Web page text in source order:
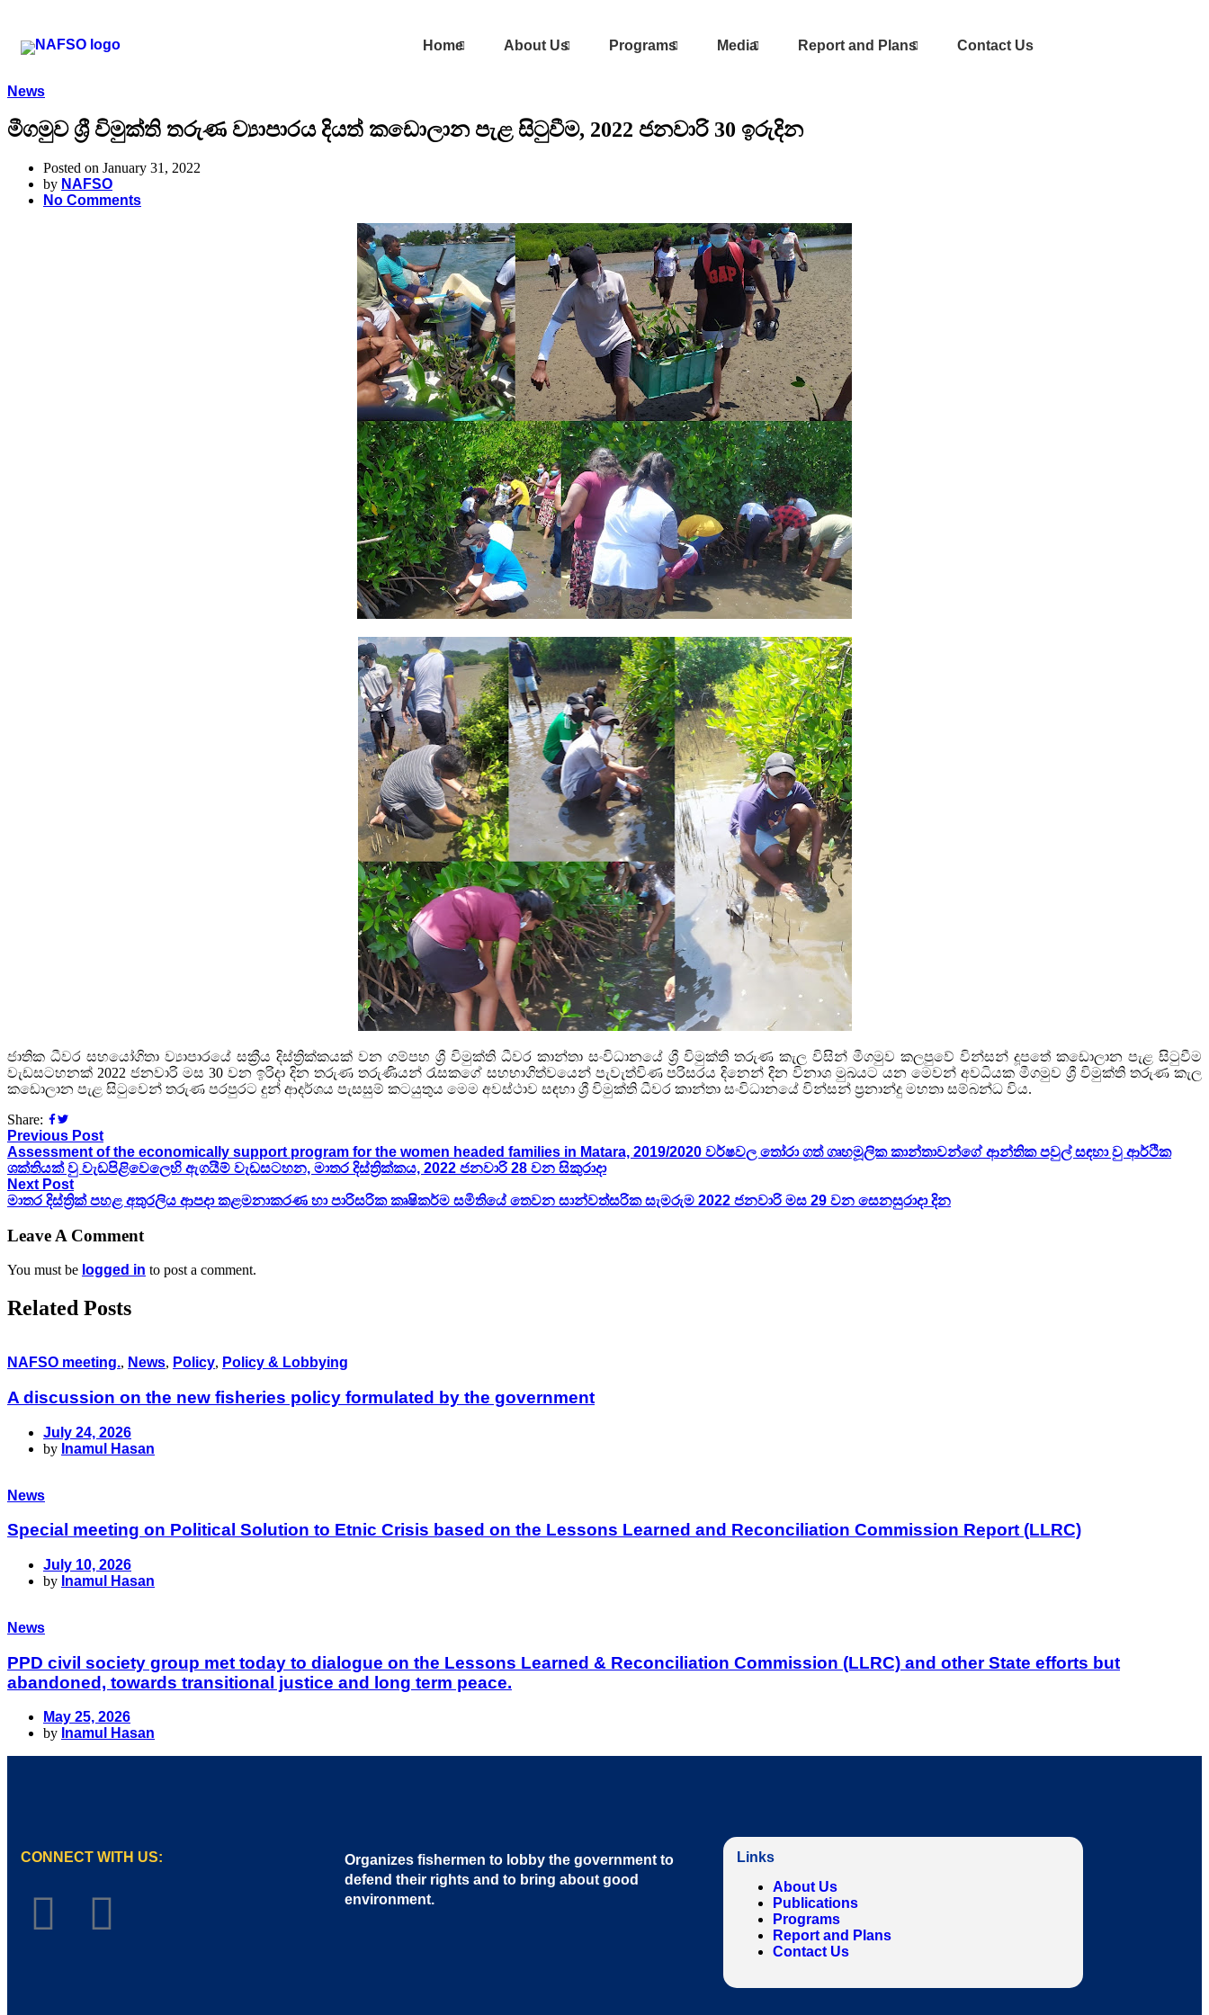
Home About Us Programs Media Report and Plans Contact Us
News
මීගමුව ශ්‍රී විමුක්ති තරුණ ව්‍යාපාරය දියත් කඩොලාන පැළ සිටුවීම, 2022 ජනවාරි 30 ඉරුදින
Posted on January 31, 2022
by NAFSO
No Comments
ජාතික ධීවර සහයෝගිතා ව්‍යාපාරයේ සක්‍රීය දිස්ත්‍රික්කයක් වන ගම්පහ ශ්‍රී විමුක්ති ධීවර කාන්තා සංවිධානයේ ශ්‍රී විමුක්ති තරුණ කැල විසින් මීගමුව කලපුවේ වින්සන් දූපතේ කඩොලාන පැළ සිටුවීම
වැඩසටහනක් 2022 ජනවාරි මස 30 වන ඉරිදා දින තරුණ තරුණියන් රැසකගේ සහභාගිත්වයෙන් පැවැත්විණ පරිසරය දිනෙන් දින විනාශ මුඛයට යන මෙවන් අවධියක මීගමුව ශ්‍රී විමුක්ති තරුණ කැල
කඩොලාන පැළ සිටුවෙන් තරුණ පරපුරට දුන් ආදර්ශය පැසසුම් කටයුතුය මෙම අවස්ථාව සඳහා ශ්‍රී විමුක්ති ධීවර කාන්තා සංවිධානයේ වින්සන් ප්‍රනාන්දු මහතා සම්බන්ධ විය.
Share:
Previous Post
Assessment of the economically support program for the women headed families in Matara, 2019/2020 වර්ෂවල තෝරා ගත් ගෘහමූලික කාන්තාවන්ගේ ආන්තික පවුල් සඳහා වු ආර්ථික
ශක්තියක් වු වැඩපිළිවෙලෙහි ඇගයීම් වැඩසටහන, මාතර දිස්ත්‍රික්කය, 2022 ජනවාරි 28 වන සිකුරාදා
Next Post
මාතර දිස්ත්‍රික් පහළ අතුරලිය ආපදා කළමනාකරණ හා පාරිසරික කෘෂිකර්ම සමිතියේ තෙවන සාන්වත්සරික සැමරුම 2022 ජනවාරි මස 29 වන සෙනසුරාදා දින
Leave A Comment
You must be logged in to post a comment.
Related Posts
NAFSO meeting., News, Policy, Policy & Lobbying
A discussion on the new fisheries policy formulated by the government
July 24, 2026
by Inamul Hasan
News
Special meeting on Political Solution to Etnic Crisis based on the Lessons Learned and Reconciliation Commission Report (LLRC)
July 10, 2026
by Inamul Hasan
News
PPD civil society group met today to dialogue on the Lessons Learned & Reconciliation Commission (LLRC) and other State efforts but
abandoned, towards transitional justice and long term peace.
May 25, 2026
by Inamul Hasan
CONNECT WITH US:
Organizes fishermen to lobby the government to
defend their rights and to bring about good
environment.
Links
About Us
Publications
Programs
Report and Plans
Contact Us